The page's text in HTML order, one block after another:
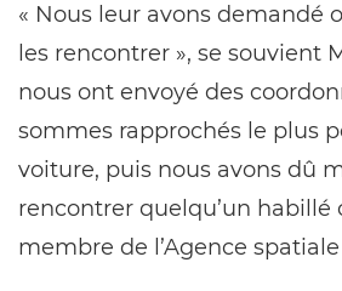
« Nous leur avons demandé
les rencontrer », se souvient
nous ont envoyé des
sommes rapprochés le plus
voiture, puis nous avons dû
rencontrer quelqu’un habillé
membre de l’Agence